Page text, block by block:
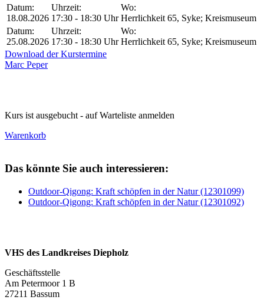
Datum:
18.08.2026
Uhrzeit:
17:30 - 18:30 Uhr
Wo:
Herrlichkeit 65, Syke; Kreismuseum
Datum:
25.08.2026
Uhrzeit:
17:30 - 18:30 Uhr
Wo:
Herrlichkeit 65, Syke; Kreismuseum
Download der Kurstermine
Marc Peper
Kurs ist ausgebucht - auf Warteliste anmelden
Warenkorb
Das könnte Sie auch interessieren:
Outdoor-Qigong: Kraft schöpfen in der Natur (12301099)
Outdoor-Qigong: Kraft schöpfen in der Natur (12301092)
VHS des Landkreises Diepholz
Geschäftsstelle
Am Petermoor 1 B
27211 Bassum